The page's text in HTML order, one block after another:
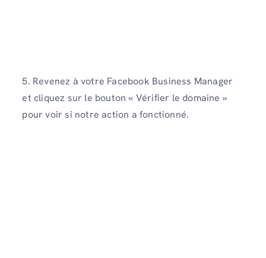
5. Revenez à votre Facebook Business Manager
et cliquez sur le bouton « Vérifier le domaine »
pour voir si notre action a fonctionné.